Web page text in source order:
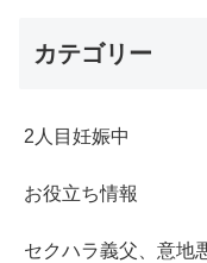
カテゴリー
2人目妊娠中
お役立ち情報
セクハラ義父、意地